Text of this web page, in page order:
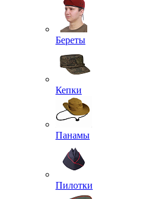
Береты
Кепки
Панамы
Пилотки